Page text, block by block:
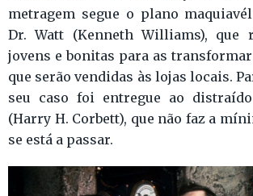
metragem segue o plano
Dr. Watt (Kenneth Williams), que
jovens e bonitas para as
que serão vendidas às lojas locais.
seu caso foi entregue ao
(Harry H. Corbett), que não faz a
se está a passar.